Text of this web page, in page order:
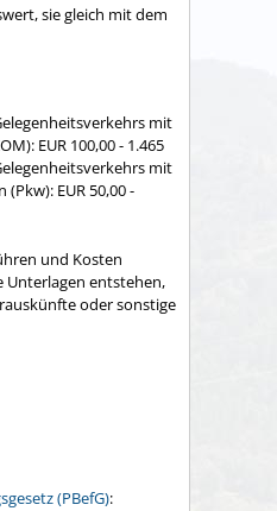
sie gleich mit dem
mit
EUR 100,00 - 1.465
mit
EUR 50,00 -
und Kosten
entstehen,
oder sonstige
(PBefG):